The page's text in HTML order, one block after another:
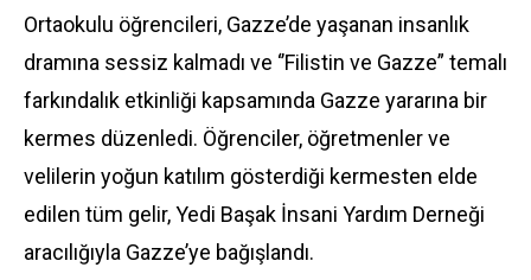
Ortaokulu öğrencileri, Gazze’de yaşanan insanlık
dramına sessiz kalmadı ve ‘’Filistin ve Gazze” temalı
farkındalık etkinliği kapsamında Gazze yararına bir
kermes düzenledi. Öğrenciler, öğretmenler ve
velilerin yoğun katılım gösterdiği kermesten elde
edilen tüm gelir, Yedi Başak İnsani Yardım Derneği
aracılığıyla Gazze’ye bağışlandı.